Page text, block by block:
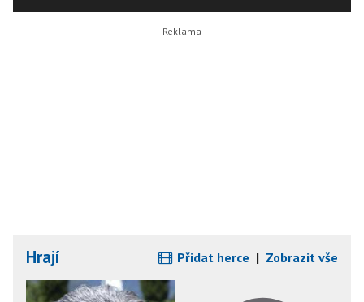
Hrají Přidat herce | Zobrazit vše